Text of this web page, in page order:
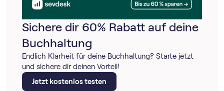
Sichere dir 60% Rabatt auf deine
Buchhaltung
Endlich Klarheit für deine Buchhaltung? Starte jetzt
und sichere dir deinen Vorteil!
Jetzt kostenlos testen